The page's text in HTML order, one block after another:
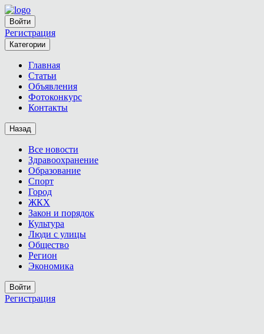
Войти
Регистрация
Категории
Главная
Статьи
Объявления
Фотоконкурс
Контакты
Назад
Все новости
Здравоохранение
Образование
Спорт
Город
ЖКХ
Закон и порядок
Культура
Люди с улицы
Общество
Регион
Экономика
Войти
Регистрация